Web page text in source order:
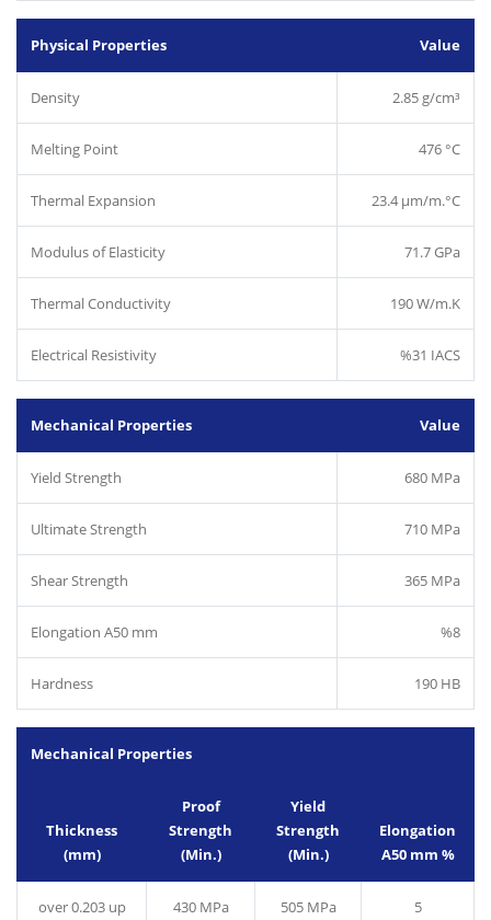
Physical Properties Value
Density 2.85 g/cm³
Melting Point 476 °C
Thermal Expansion 23.4 µm/m.°C
Modulus of Elasticity 71.7 GPa
Thermal Conductivity 190 W/m.K
Electrical Resistivity %31 IACS
Mechanical Properties Value
Yield Strength 680 MPa
Ultimate Strength 710 MPa
Shear Strength 365 MPa
Elongation A50 mm %8
Hardness 190 HB
Mechanical Properties
Thickness
(mm)
Proof
Strength
(Min.)
Yield
Strength
(Min.)
Elongation
A50 mm %
over 0.203 up 430 MPa 505 MPa 5